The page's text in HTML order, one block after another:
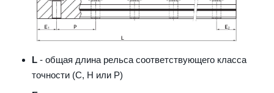
L - общая длина рельса соответствующего класса
точности (С, H или Р)